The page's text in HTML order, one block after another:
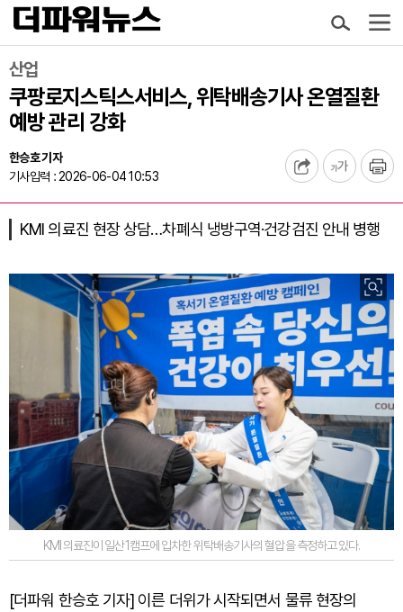
산업
쿠팡로지스틱스서비스, 위탁배송기사 온열질환
예방 관리 강화
한승호 기자
기사입력 : 2026-06-04 10:53
KMI 의료진 현장 상담…차폐식 냉방구역·건강검진 안내 병행
KMI 의료진이 일산1캠프에 입차한 위탁배송기사의 혈압을 측정하고 있다.
[더파워 한승호 기자] 이른 더위가 시작되면서 물류 현장의